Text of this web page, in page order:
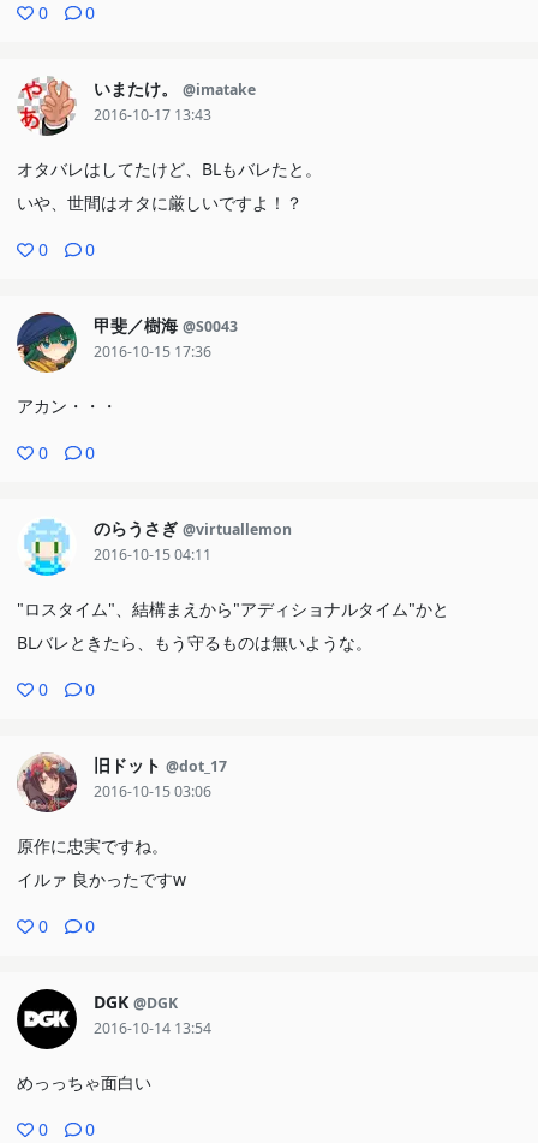
0 0
いまたけ。
@imatake
2016-10-17 13:43
オタバレはしてたけど、BLもバレたと。
いや、世間はオタに厳しいですよ！？
0 0
甲斐／樹海 @S0043
2016-10-15 17:36
アカン・・・
0 0
のらうさぎ @virtuallemon
2016-10-15 04:11
"ロスタイム"、結構まえから"アディショナルタイム"かと
BLバレときたら、もう守るものは無いような。
0 0
旧ドット @dot_17
2016-10-15 03:06
原作に忠実ですね。
イルァ 良かったですw
0 0
DGK @DGK
2016-10-14 13:54
めっっちゃ面白い
0 0